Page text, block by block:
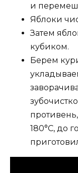
и
Яблоки
Затем
кубиком.
Берем
180°С, до